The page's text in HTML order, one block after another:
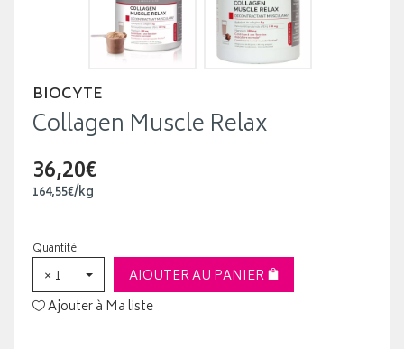
BIOCYTE
Collagen Muscle Relax
36,20€
164,55€/kg
Quantité
× 1
AJOUTER AU PANIER
Ajouter à Ma liste